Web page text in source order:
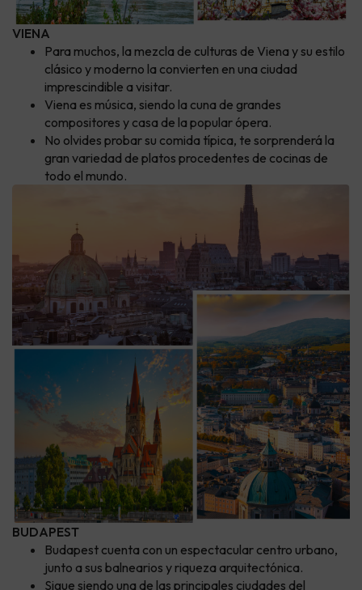
VIENA
Para muchos, la mezcla de culturas de Viena y su estilo
clásico y moderno la convierten en una ciudad
imprescindible a visitar.
Viena es música, siendo la cuna de grandes
compositores y casa de la popular ópera.
No olvides probar su comida típica, te sorprenderá la
gran variedad de platos procedentes de cocinas de
todo el mundo.
BUDAPEST
Budapest cuenta con un espectacular centro urbano,
junto a sus balnearios y riqueza arquitectónica.
Sigue siendo una de las principales ciudades del